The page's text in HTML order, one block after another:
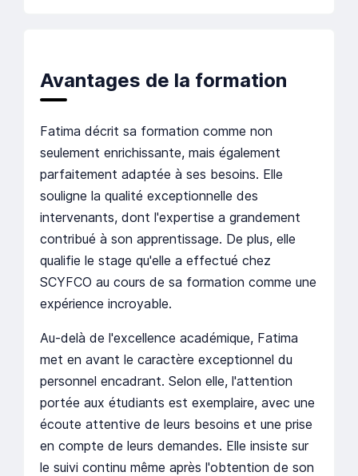
Avantages de la formation
Fatima décrit sa formation comme non
seulement enrichissante, mais également
parfaitement adaptée à ses besoins. Elle
souligne la qualité exceptionnelle des
intervenants, dont l'expertise a grandement
contribué à son apprentissage. De plus, elle
qualifie le stage qu'elle a effectué chez
SCYFCO au cours de sa formation comme une
expérience incroyable.
Au-delà de l'excellence académique, Fatima
met en avant le caractère exceptionnel du
personnel encadrant. Selon elle, l'attention
portée aux étudiants est exemplaire, avec une
écoute attentive de leurs besoins et une prise
en compte de leurs demandes. Elle insiste sur
le suivi continu même après l'obtention de son